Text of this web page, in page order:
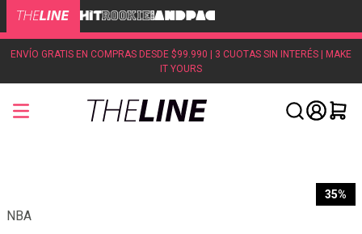
ENVÍO GRATIS EN COMPRAS DESDE $99.990 | 3 CUOTAS SIN INTERÉS | MAKE
IT YOURS
35%
NBA